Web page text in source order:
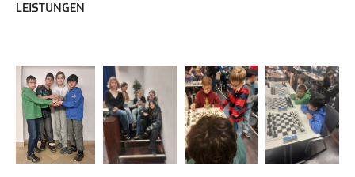
LEISTUNGEN